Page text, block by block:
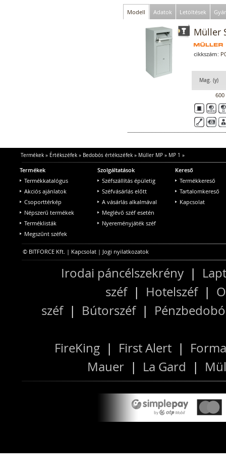
Modell Adatok Letöltések
Müller
cikkszám:
Mag. (y)
600
Termékek» Értékszéfek» Bedobós értékszéfek» Müller MP» MP 1 »
Termékek
Termékkatalógus
Akciós ajánlatok
Csoporttérkép
Népszerű termékek
Terméklisták
Megszűnt széfek
Szolgáltatások
Széfszállítás épületig
Széfvásárlás előtt
A vásárlás alkalmával
Meglévő széf esetén
Nyereményjáték széf
Kereső
Termékkereső
Tartalomkereső
Kapcsolat
© BITFORCE Kft. | Kapcsolat | Jogi nyilatkozatok
Irodai páncélszekrény |
széf| Hotelszéf|
széf| Bútorszéf|
FireKing | First Alert |
Mauer | La Gard |